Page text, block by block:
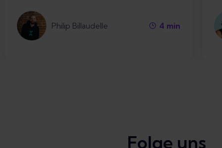
Philip Billaudelle 4 min
Folge uns